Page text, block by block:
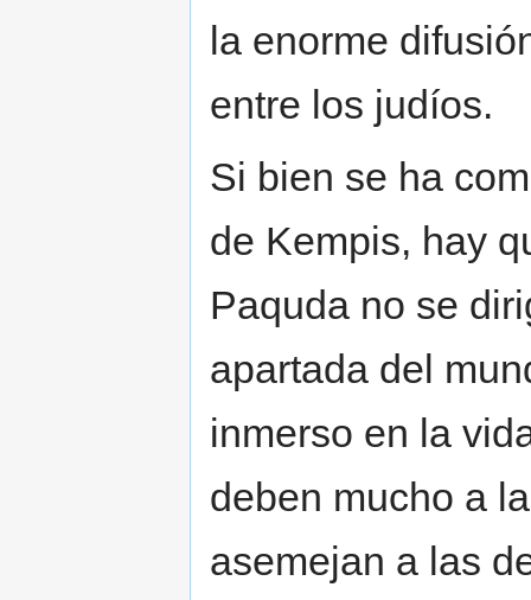
la enorme
entre los judíos.
Si bien se ha
de Kempis, hay
Paquda no se
apartada del
inmerso en la
deben mucho a
asemejan a las